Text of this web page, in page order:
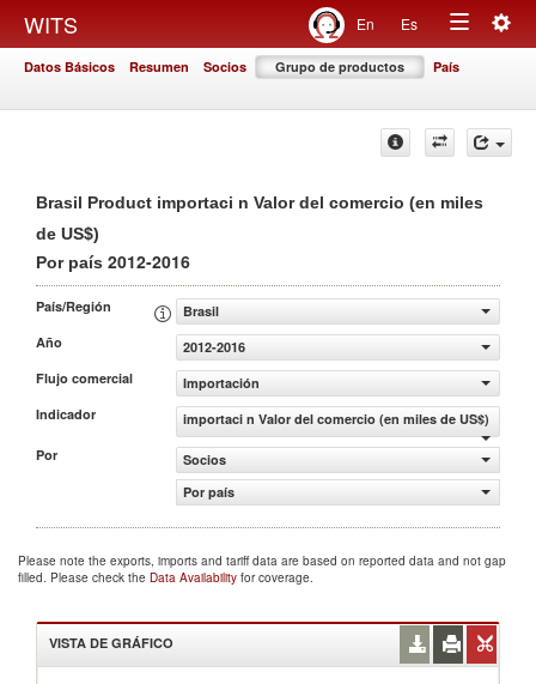
WITS En Es
Toggle
Datos Básicos Resumen Socios Grupo de productos País
Brasil Product importaci n Valor del comercio (en miles
de US$)
Por país 2012-2016
País/Región
Brasil
Año
2012-2016
Flujo comercial
Importación
Indicador
importaci n Valor del comercio (en miles de US$)
Por
Socios
Por país
Please note the exports, imports and tariff data are based on reported data and not gap
filled. Please check the Data Availability for coverage.
VISTA DE GRÁFICO